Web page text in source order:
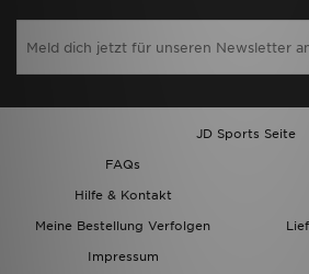
JD Sports Seite
FAQs
Hilfe & Kontakt
Meine Bestellung Verfolgen
Impressum